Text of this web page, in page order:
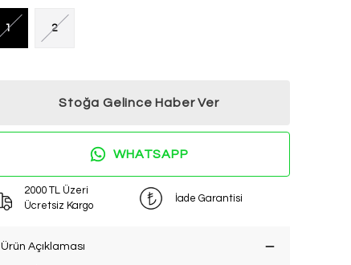
1 2
Stoğa Gelince Haber Ver
WHATSAPP
2000 TL Üzeri
Ücretsiz Kargo
İade Garantisi
Ürün Açıklaması